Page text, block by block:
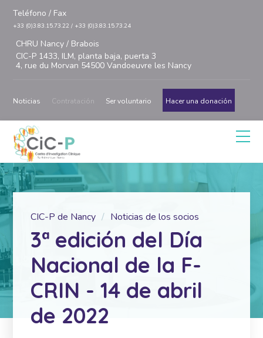
Teléfono / Fax
+33 (0)3.83.15.73.22 / +33 (0)3.83.15.73.24
CHRU Nancy / Brabois
CIC-P 1433, ILM, planta baja, puerta 3
4, rue du Morvan 54500 Vandoeuvre les Nancy
Noticias Contratación Ser voluntario Hacer una donación
CIC-P de Nancy Noticias de los socios
3ª edición del Día
Nacional de la F-
CRIN - 14 de abril
de 2022